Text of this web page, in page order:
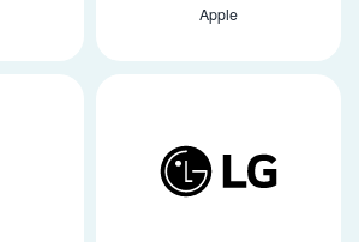
Apple